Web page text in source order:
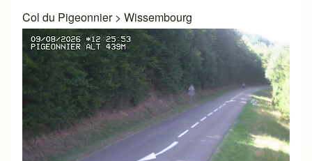
Col du Pigeonnier> Wissembourg